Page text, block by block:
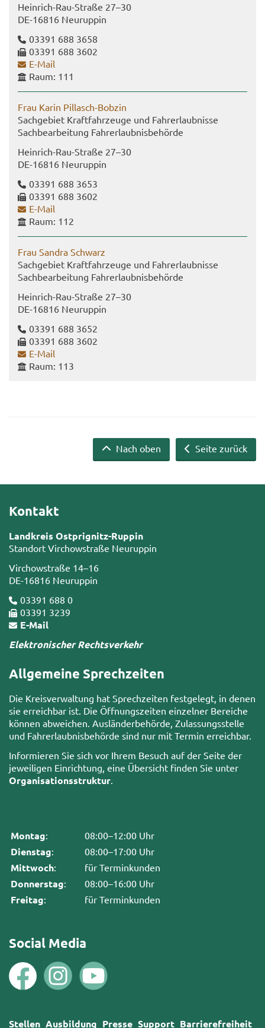
Heinrich-​Rau-Straße 27–30
DE-​16816 Neu­rup­pin
03391 688 3658
03391 688 3602
E-​Mail
Raum: 111
Frau Karin Pillasch-​Bobzin
Sach­ge­biet Kraft­fahr­zeu­ge und Fahr­erlaub­nis­se
Sach­be­ar­bei­tung Fahr­erlaub­nis­be­hör­de
Heinrich-​Rau-Straße 27–30
DE-​16816 Neu­rup­pin
03391 688 3653
03391 688 3602
E-​Mail
Raum: 112
Frau San­dra Schwarz
Sach­ge­biet Kraft­fahr­zeu­ge und Fahr­erlaub­nis­se
Sach­be­ar­bei­tung Fahr­erlaub­nis­be­hör­de
Heinrich-​Rau-Straße 27–30
DE-​16816 Neu­rup­pin
03391 688 3652
03391 688 3602
E-​Mail
Raum: 113
Seite zurück
Nach oben
Kontakt
Landkreis Ostprignitz-Ruppin
Standort Virchowstraße Neuruppin
Virchowstraße 14–16
DE-16816 Neuruppin
03391 688 0
03391 3239
E-Mail
Elektronischer Rechtsverkehr
Allgemeine Sprechzeiten
Die Kreisverwaltung hat Sprechzeiten festgelegt, in denen
sie erreichbar ist. Die Öffnungszeiten einzelner Bereiche
können abweichen. Ausländerbehörde, Zulassungsstelle
und Fahrerlaubnisbehörde sind nur mit Termin erreichbar.
Informieren Sie sich vor Ihrem Besuch auf der Seite der
jeweiligen Einrichtung, eine Übersicht finden Sie unter
Organisationsstruktur
Montag: 08:00–12:00 Uhr
Dienstag: 08:00–17:00 Uhr
Mittwoch: für Terminkunden
Donnerstag: 08:00–16:00 Uhr
Freitag: für Terminkunden
Social Media
Stellen Ausbildung Presse Support Barrierefreiheit